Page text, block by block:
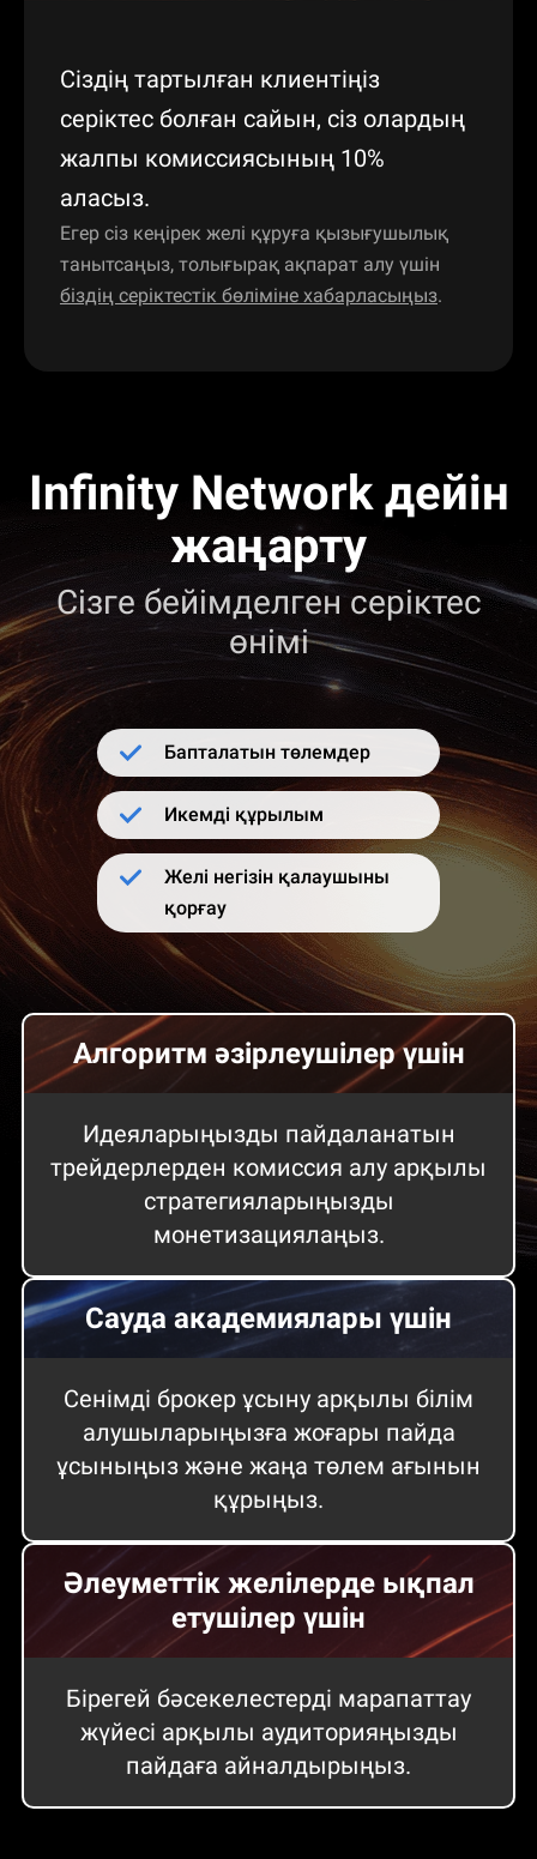
Сіздің тартылған клиентіңіз
серіктес болған сайын, сіз олардың
жалпы комиссиясының 10%
аласыз.
Егер сіз кеңірек желі құруға қызығушылық
танытсаңыз, толығырақ ақпарат алу үшін
біздің серіктестік бөліміне хабарласыңыз.
Infinity Network дейін
жаңарту
Сізге бейімделген серіктес
өнімі
Бапталатын төлемдер
Икемді құрылым
Желі негізін қалаушыны
қорғау
Алгоритм әзірлеушілер үшін
Идеяларыңызды пайдаланатын
трейдерлерден комиссия алу арқылы
стратегияларыңызды
монетизациялаңыз.
Сауда академиялары үшін
Сенімді брокер ұсыну арқылы білім
алушыларыңызға жоғары пайда
ұсыныңыз және жаңа төлем ағынын
құрыңыз.
Әлеуметтік желілерде ықпал
етушілер үшін
Бірегей бәсекелестерді марапаттау
жүйесі арқылы аудиторияңызды
пайдаға айналдырыңыз.